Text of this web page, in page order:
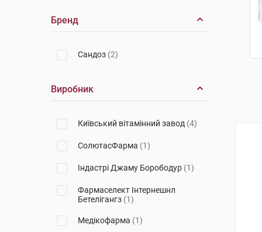
Бренд
Сандоз (2)
Виробник
Київський вітамінний завод (4)
СолютасФарма (1)
Індастрі Джаму Борободур (1)
Фармаселект Інтернешнл
Бетелігангз (1)
Медікофарма (1)